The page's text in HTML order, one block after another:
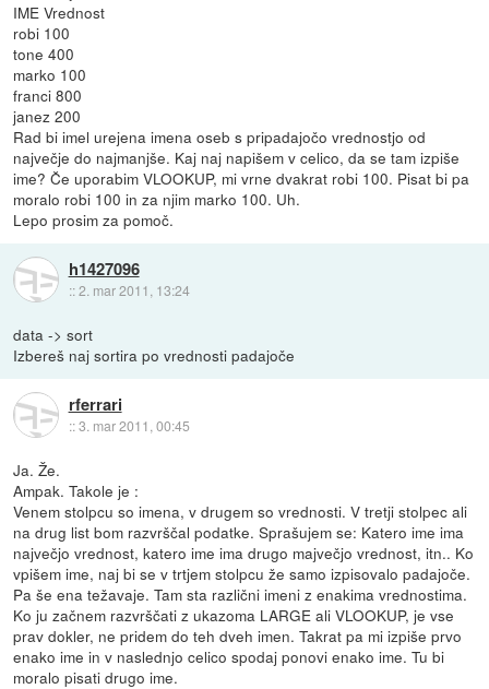
IME Vrednost
robi 100
tone 400
marko 100
franci 800
janez 200
Rad bi imel urejena imena oseb s pripadajočo vrednostjo od
največje do najmanjše. Kaj naj napišem v celico, da se tam izpiše
ime? Če uporabim VLOOKUP, mi vrne dvakrat robi 100. Pisat bi pa
moralo robi 100 in za njim marko 100. Uh.
Lepo prosim za pomoč.
h1427096
::2. mar 2011, 13:24
data -> sort
Izbereš naj sortira po vrednosti padajoče
rferrari
::3. mar 2011, 00:45
Ja. Že.
Ampak. Takole je :
Venem stolpcu so imena, v drugem so vrednosti. V tretji stolpec ali
na drug list bom razvrščal podatke. Sprašujem se: Katero ime ima
največjo vrednost, katero ime ima drugo majvečjo vrednost, itn.. Ko
vpišem ime, naj bi se v trtjem stolpcu že samo izpisovalo padajoče.
Pa še ena težavaje. Tam sta različni imeni z enakima vrednostima.
Ko ju začnem razvrščati z ukazoma LARGE ali VLOOKUP, je vse
prav dokler, ne pridem do teh dveh imen. Takrat pa mi izpiše prvo
enako ime in v naslednjo celico spodaj ponovi enako ime. Tu bi
moralo pisati drugo ime.